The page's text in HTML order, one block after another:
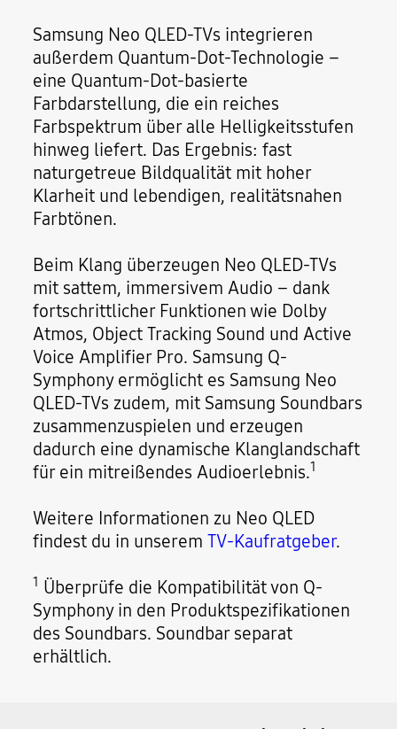
Samsung Neo QLED-TVs integrieren
außerdem Quantum-Dot-Technologie –
eine Quantum-Dot-basierte
Farbdarstellung, die ein reiches
Farbspektrum über alle Helligkeitsstufen
hinweg liefert. Das Ergebnis: fast
naturgetreue Bildqualität mit hoher
Klarheit und lebendigen, realitätsnahen
Farbtönen.
Beim Klang überzeugen Neo QLED-TVs
mit sattem, immersivem Audio – dank
fortschrittlicher Funktionen wie Dolby
Atmos, Object Tracking Sound und Active
Voice Amplifier Pro. Samsung Q-
Symphony ermöglicht es Samsung Neo
QLED-TVs zudem, mit Samsung Soundbars
zusammenzuspielen und erzeugen
dadurch eine dynamische Klanglandschaft
für ein mitreißendes Audioerlebnis.1
Weitere Informationen zu Neo QLED
findest du in unseremTV-Kaufratgeber.
1 Überprüfe die Kompatibilität von Q-
Symphony in den Produktspezifikationen
des Soundbars. Soundbar separat
erhältlich.